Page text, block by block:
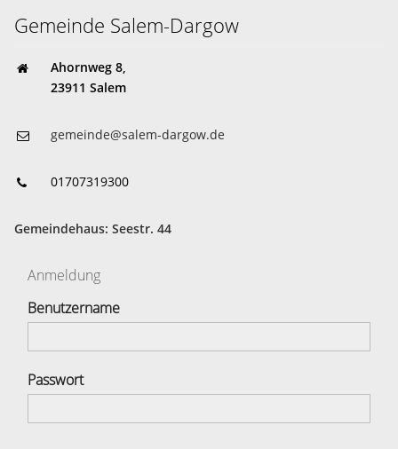
Gemeinde Salem-Dargow
Ahornweg 8,
23911 Salem
gemeinde@salem-dargow.de
01707319300
Gemeindehaus: Seestr. 44
Anmeldung
Benutzername
Passwort